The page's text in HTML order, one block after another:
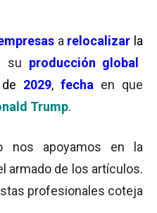
a relocalizar la
su producción global
de 2029, fecha en que
Trump.
nos apoyamos en la
armado de los artículos.
profesionales coteja